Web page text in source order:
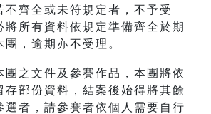
不齊全或未符規定者，不予受
將所有資料依規定準備齊全於期
團，逾期亦不受理。
團之文件及參賽作品，本團將依
存部份資料，結案後始得將其餘
選者，請參賽者依個人需要自行